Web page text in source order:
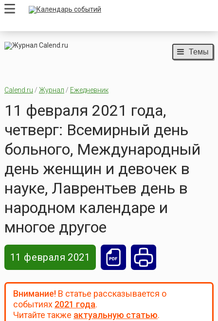
Темы
Calend.ru / Журнал / Ежедневник
11 февраля 2021 года,
четверг: Всемирный день
больного, Международный
день женщин и девочек в
науке, Лаврентьев день в
народном календаре и
многое другое
11 февраля 2021
Внимание!В статье рассказывается о
событиях 2021 года.
Читайте также актуальную статью.